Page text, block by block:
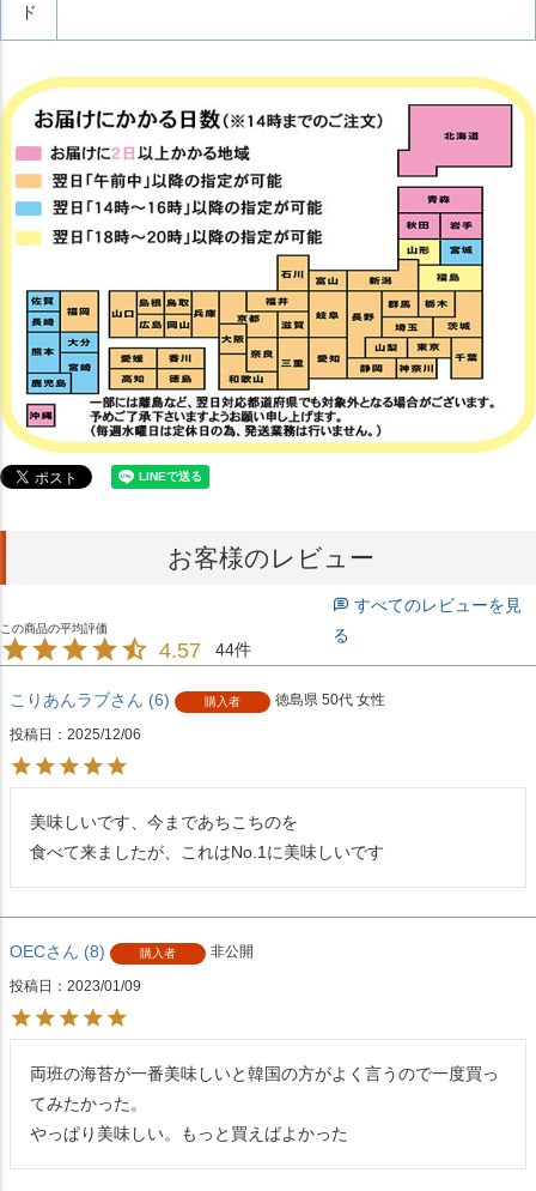
ド
お客様のレビュー
4.57 44
すべてのレビューを見
る
こりあんラブ 6 購入者 徳島県 50代 女性
投稿日 2025/12/06
美味しいです、今まであちこちのを
食べて来ましたが、これはNo.1に美味しいです
OEC 8 購入者 非公開
投稿日 2023/01/09
両班の海苔が一番美味しいと韓国の方がよく言うので一度買っ
てみたかった。
やっぱり美味しい。もっと買えばよかった